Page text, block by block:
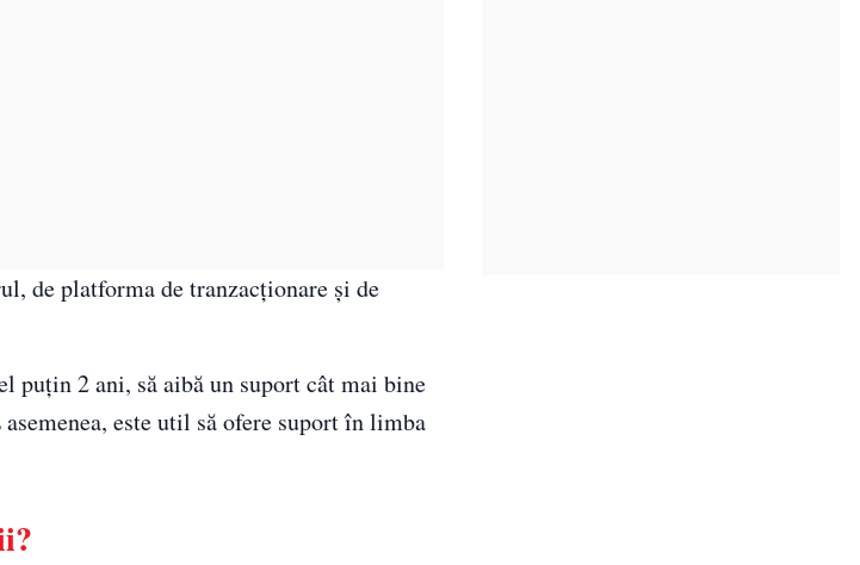
de platforma de tranzacţionare şi de
puţin 2 ani, să aibă un suport cât mai bine
este util să ofere suport în limba